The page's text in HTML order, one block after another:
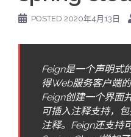
POSTED 2020年4月13日
Feign是一个声明式
得Web服务客户端
Feign创建一个界面
可插入注释支持，
注释。Feign还支持